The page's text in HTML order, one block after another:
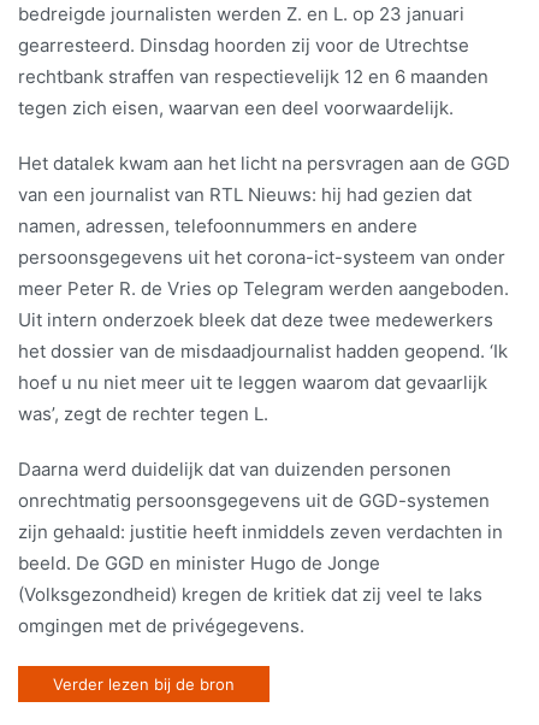
bedreigde journalisten werden Z. en L. op 23 januari
gearresteerd. Dinsdag hoorden zij voor de Utrechtse
rechtbank straffen van respectievelijk 12 en 6 maanden
tegen zich eisen, waarvan een deel voorwaardelijk.
Het datalek kwam aan het licht na persvragen aan de GGD
van een journalist van RTL Nieuws: hij had gezien dat
namen, adressen, telefoonnummers en andere
persoonsgegevens uit het corona-ict-systeem van onder
meer Peter R. de Vries op Telegram werden aangeboden.
Uit intern onderzoek bleek dat deze twee medewerkers
het dossier van de misdaadjournalist hadden geopend. ‘Ik
hoef u nu niet meer uit te leggen waarom dat gevaarlijk
was’, zegt de rechter tegen L.
Daarna werd duidelijk dat van duizenden personen
onrechtmatig persoonsgegevens uit de GGD-systemen
zijn gehaald: justitie heeft inmiddels zeven verdachten in
beeld. De GGD en minister Hugo de Jonge
(Volksgezondheid) kregen de kritiek dat zij veel te laks
omgingen met de privégegevens.
Verder lezen bij de bron